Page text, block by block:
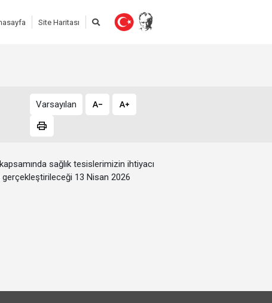
Site Haritası
Varsayılan
kapsamında sağlık tesislerimizin ihtiyacı
gerçekleştirileceği 13 Nisan 2026